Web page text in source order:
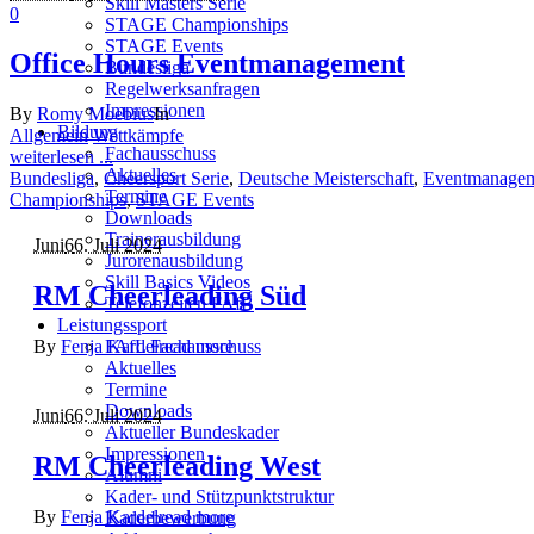
STAGE Championships
STAGE Events
Bundesliga
Regelwerksanfragen
Impressionen
Bildung
Fachausschuss
Aktuelles
Termine
Downloads
Trainerausbildung
Jurorenausbildung
Skill Basics Videos
Telefonzeiten FAfB
Leistungssport
FAfL Fachausschuss
Aktuelles
Termine
Downloads
Aktueller Bundeskader
Impressionen
Alumni
Kader- und Stützpunktstruktur
Kaderbewerbung
0
Office Hours Eventmanagement
By Romy MoebiusIn
Allgemein Wettkämpfe
weiterlesen ...
Bundesliga, Cheersport Serie, Deutsche Meisterschaft,
Championships,STAGE Events
Juni66. Juli 2024
RM Cheerleading Süd
By Fenja Kardelread more
Juni66. Juli 2024
RM Cheerleading West
By Fenja Kardelread more